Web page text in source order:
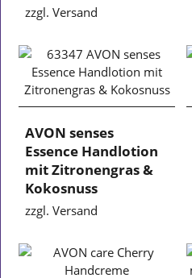
zzgl. Versand
AVON senses
Essence Handlotion
mit Zitronengras &
Kokosnuss
zzgl. Versand